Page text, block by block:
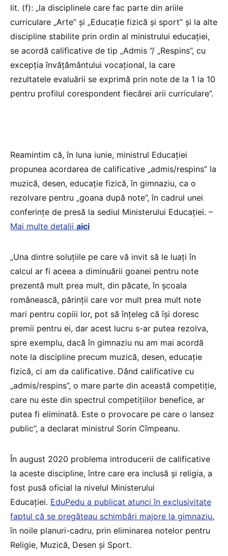
lit. (f): „la disciplinele care fac parte din ariile
curriculare „Arte” și „Educație fizică și sport” și la alte
discipline stabilite prin ordin al ministrului educației,
se acordă calificative de tip „Admis ”/ „Respins”, cu
excepția învățământului vocațional, la care
rezultatele evaluării se exprimă prin note de la 1 la 10
pentru profilul corespondent fiecărei arii curriculare”.
Reamintim că, în luna iunie, ministrul Educației
propunea acordarea de calificative „admis/respins” la
muzică, desen, educație fizică, în gimnaziu, ca o
rezolvare pentru „goana după note”, în cadrul unei
conferințe de presă la sediul Ministerului Educației. –
Mai multe detalii aici
„Una dintre soluțiile pe care vă invit să le luați în
calcul ar fi aceea a diminuării goanei pentru note
prezentă mult prea mult, din păcate, în școala
românească, părinții care vor mult prea mult note
mari pentru copiii lor, pot să înțeleg că își doresc
premii pentru ei, dar acest lucru s-ar putea rezolva,
spre exemplu, dacă în gimnaziu nu am mai acordă
note la discipline precum muzică, desen, educație
fizică, ci am da calificative. Dând calificative cu
„admis/respins”, o mare parte din această competiție,
care nu este din spectrul competițiilor benefice, ar
putea fi eliminată. Este o provocare pe care o lansez
public”, a declarat ministrul Sorin Cîmpeanu.
În august 2020 problema introducerii de calificative
la aceste discipline, între care era inclusă și religia, a
fost pusă oficial la nivelul Ministerului
Educației. EduPedu a publicat atunci în exclusivitate
faptul că se pregăteau schimbări majore la gimnaziu,
în noile planuri-cadru, prin eliminarea notelor pentru
Religie, Muzică, Desen și Sport.